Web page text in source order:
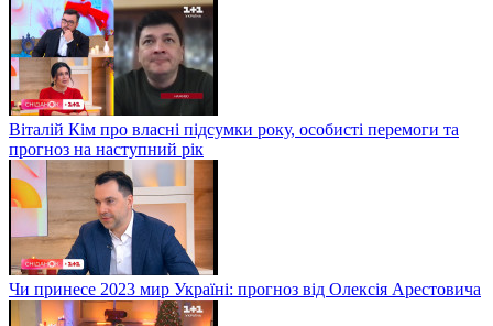
Віталій Кім про власні підсумки року, особисті перемоги та
прогноз на наступний рік
Чи принесе 2023 мир Україні: прогноз від Олексія Арестовича